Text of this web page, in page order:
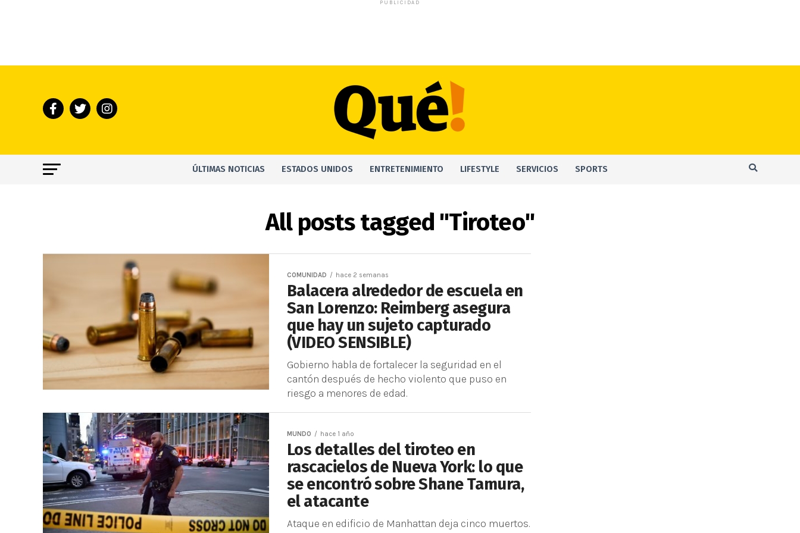
PUBLICIDAD
ÚLTIMAS NOTICIAS ESTADOS UNIDOS ENTRETENIMIENTO LIFESTYLE SERVICIOS SPORTS
All posts tagged "Tiroteo"
COMUNIDAD hace 2 semanas
Balacera alrededor de escuela en
San Lorenzo: Reimberg asegura
que hay un sujeto capturado
(VIDEO SENSIBLE)
Gobierno habla de fortalecer la seguridad en el
cantón después de hecho violento que puso en
riesgo a menores de edad.
MUNDO hace 1 año
Los detalles del tiroteo en
rascacielos de Nueva York: lo que
se encontró sobre Shane Tamura,
el atacante
Ataque en edificio de Manhattan deja cinco muertos.